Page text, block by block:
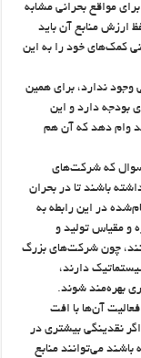
مواقع بحرانی مشابه
ارزش منابع آن باید
کمک‌های خود را به این
وجود ندارد، برای همین
بودجه دارد و این
وام دهد که آن هم
سوال که شرکت‌های
باشند تا در بحران
در این رابطه به
و مقیاس تولید و
چون شرکت‌های بزرگ
دارند،
بهره‌مند شوند.
آن‌ها با افت
نقدینگی بیشتری در
باشند می‌توانند منابع